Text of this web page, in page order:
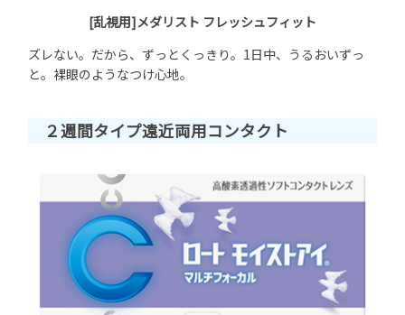
[乱視用]メダリスト フレッシュフィット
ズレない。だから、ずっとくっきり。1日中、うるおいずっ
と。裸眼のようなつけ心地。
２週間タイプ遠近両用コンタクト